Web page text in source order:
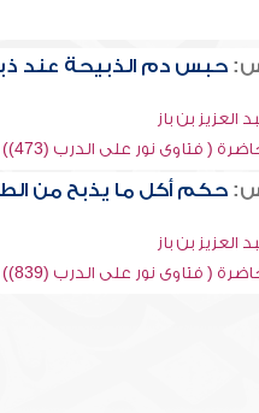
حبس دم الذبيحة عند
العزيز بن باز
( فتاوى نور على الدرب (473))
حكم أكل ما يذبح من
العزيز بن باز
( فتاوى نور على الدرب (839))